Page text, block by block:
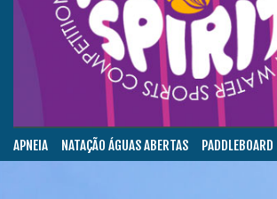
APNEIA NATAÇÃO ÁGUAS ABERTAS PADDLEBOARD